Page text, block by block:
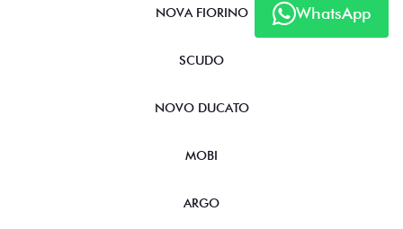
WhatsApp
NOVA FIORINO
SCUDO
NOVO DUCATO
MOBI
ARGO